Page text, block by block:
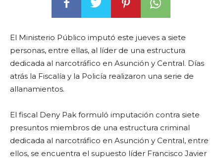
El Ministerio Público imputó este jueves a siete
personas, entre ellas, al líder de una estructura
dedicada al narcotráfico en Asunción y Central. Días
atrás la Fiscalía y la Policía realizaron una serie de
allanamientos.
El fiscal Deny Pak formuló imputación contra siete
presuntos miembros de una estructura criminal
dedicada al narcotráfico en Asunción y Central, entre
ellos, se encuentra el supuesto líder Francisco Javier